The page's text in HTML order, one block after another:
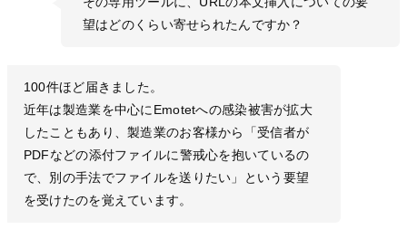
望はどのくらい寄せられたんですか？
100件ほど届きました。
近年は製造業を中心にEmotetへの感染被害が拡大
したこともあり、製造業のお客様から「受信者が
PDFなどの添付ファイルに警戒心を抱いているの
で、別の手法でファイルを送りたい」という要望
を受けたのを覚えています。